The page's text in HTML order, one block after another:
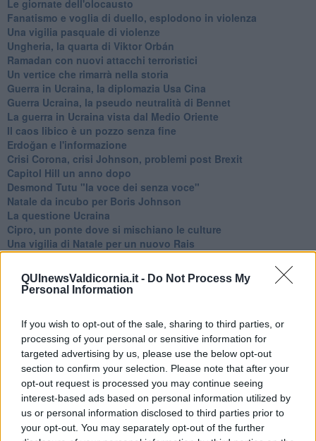
QUInewsValdicornia.it - Do Not Process My
Personal Information
If you wish to opt-out of the sale, sharing to third parties, or
processing of your personal or sensitive information for
targeted advertising by us, please use the below opt-out
section to confirm your selection. Please note that after your
opt-out request is processed you may continue seeing
interest-based ads based on personal information utilized by
us or personal information disclosed to third parties prior to
your opt-out. You may separately opt-out of the further
Le giornate dell'olocausto
Fanatismo e voglia di duello, esplodono in violenza
Una vigilia pasquale di violenze
Ungheria, la quarta di Viktor Orbán
Ramadan con nuovi attacchi terroristici
Un vertice che rimarrà nella storia
Guerra in Ucraina, la diplomazia Usa Cina
Guerra Ucraina, la pseudo neutralità di Bennet
La guerra in Ucraina vista dal Medio Oriente
​Il caos libico è un pozzo senza fine
Erdoğan e l'informazione
Crisi Corona, crisi Johnson, problemi post Brexit
Capitol Hill un anno dopo
Desmond Tutu "la voce dei senza voce"
Natale da incubo per Boris Johnson
La questione Ucraina
Cipro, un ponte dove si mischiano le culture
Una vigilia di Natale per un nuovo Rais
La questione israelo-palestinese ignorata dal G20
Erdogan continua a sfidare l'Occidente
Libano, collasso economico e guerra civile
Biden, primo presidente USA non in guerra
Papa Bergoglio vedrà Viktor Orbán
Bennet, un giorno in attesa di Biden
Il ritorno dei talebani
​La lenta agonia del Libano
Sudafrica, è allarme alimentare
Usa di nuovo al centro della geopolitica internazionale
L’appuntamento di Israele con il cambiamento